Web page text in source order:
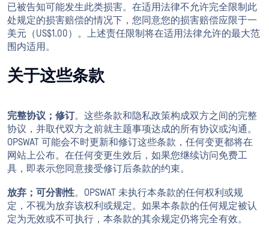
已被告知可能发生此类损害。在适用法律不允许完全限制此
处规定的损害赔偿的情况下，您同意您的损害赔偿应限于一
美元（US$1.00）。上述责任限制将在适用法律允许的最大范
围内适用。
关于这些条款
完整协议；修订。这些条款和隐私政策构成双方之间的完整
协议，并取代双方之前就主题事项达成的所有协议或沟通。
OPSWAT 可能会不时更新和修订这些条款，任何变更都将在
网站上公布。在任何变更生效后，如果您继续访问免费工
具，即表示您同意接受修订后条款的约束。
放弃；可分割性。OPSWAT 未执行本条款的任何权利或规
定，不视为放弃该权利或规定。如果本条款的任何规定被认
定为无效或不可执行，本条款的其余规定仍将完全有效。